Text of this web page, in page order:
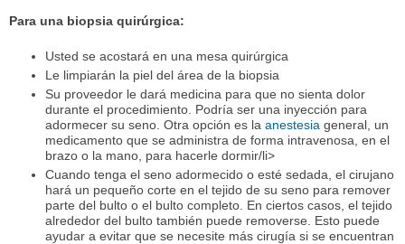
Para una biopsia quirúrgica:
Usted se acostará en una mesa quirúrgica
Le limpiarán la piel del área de la biopsia
Su proveedor le dará medicina para que no sienta dolor
durante el procedimiento. Podría ser una inyección para
adormecer su seno. Otra opción es la anestesiageneral, un
medicamento que se administra de forma intravenosa, en el
brazo o la mano, para hacerle dormir/li>
Cuando tenga el seno adormecido o esté sedada, el cirujano
hará un pequeño corte en el tejido de su seno para remover
parte del bulto o el bulto completo. En ciertos casos, el tejido
alrededor del bulto también puede removerse. Esto puede
ayudar a evitar que se necesite más cirugía si se encuentran